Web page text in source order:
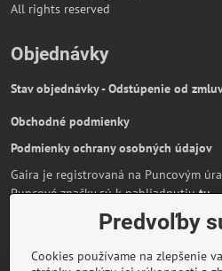
All rights reserved
Objednávky
Stav objednávky - Odstúpenie od
Obchodné podmienky
Podmienky ochrany osobných údajov
Gaira je registrovaná na Puncovým
Puncové značky sú k nahliadnutiutu.
Partnerská stránka:AmiraShop.sk
Informácie o platbe kartou
Predvoľby
Cookies používame na zlepšenie